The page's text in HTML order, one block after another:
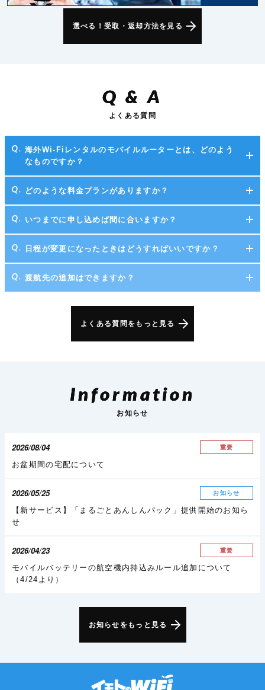
選べる！受取・返却方法を見る
Q &A
よくある質問
海外Wi-Fiレンタルのモバイルルーターとは、どのよう
なものですか？
どのような料金プランがありますか？
いつまでに申し込めば間に合いますか？
日程が変更になったときはどうすればいいですか？
渡航先の追加はできますか？
よくある質問をもっと見る
Information
お知らせ
2026/08/04 重要
お盆期間の宅配について
2026/05/25 お知らせ
【新サービス】「まるごとあんしんパック」提供開始のお知ら
せ
2026/04/23 重要
モバイルバッテリーの航空機内持込みルール追加について
（4/24より）
お知らせをもっと見る